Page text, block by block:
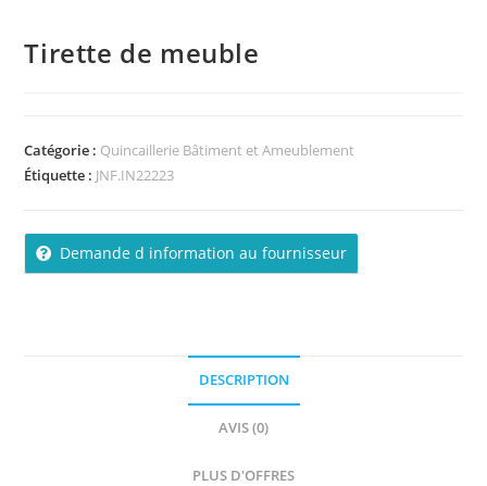
Tirette de meuble
Catégorie : Quincaillerie Bâtiment et Ameublement
Étiquette : JNF.IN22223
Demande d information au fournisseur
DESCRIPTION
AVIS (0)
PLUS D'OFFRES